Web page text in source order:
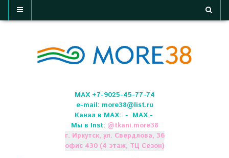
МАХ +7-9025-45-77-74
e-mail: more38@list.ru
Канал в МАХ: - МАХ -
Мы в Inst: @tkani.more38
г. Иркутск, ул. Свердлова, 36
офис 430 (4 этаж, ТЦ Сезон)